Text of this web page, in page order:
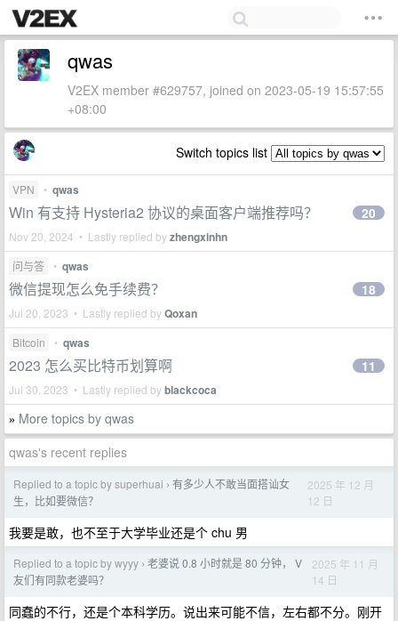
qwas
V2EX member #629757, joined on 2023-05-19 15:57:55
+08:00
Switch topics list
VPN • qwas
Win 有支持 Hysteria2 协议的桌面客户端推荐吗？
Nov 20, 2024 • Lastly replied byzhengxinhn
20
问与答 • qwas
微信提现怎么免手续费？
Jul 20, 2023 • Lastly replied byQoxan
18
Bitcoin • qwas
2023 怎么买比特币划算啊
Jul 30, 2023 • Lastly replied byblackcoca
11
» More topics by qwas
qwas's recent replies
Replied to a topic by superhuai › 有多少人不敢当面搭讪女
生，比如要微信？
2025 年 12 月
12 日
我要是敢，也不至于大学毕业还是个 chu 男
Replied to a topic by wyyy › 老婆说 0.8 小时就是 80 分钟， V
友们有同款老婆吗？
2025 年 11 月
14 日
同蠢的不行，还是个本科学历。说出来可能不信，左右都不分。刚开